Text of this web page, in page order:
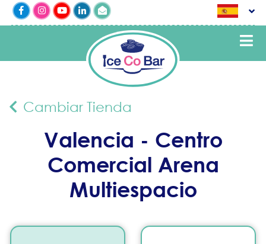
Cambiar Tienda
Valencia - Centro
Comercial Arena
Multiespacio